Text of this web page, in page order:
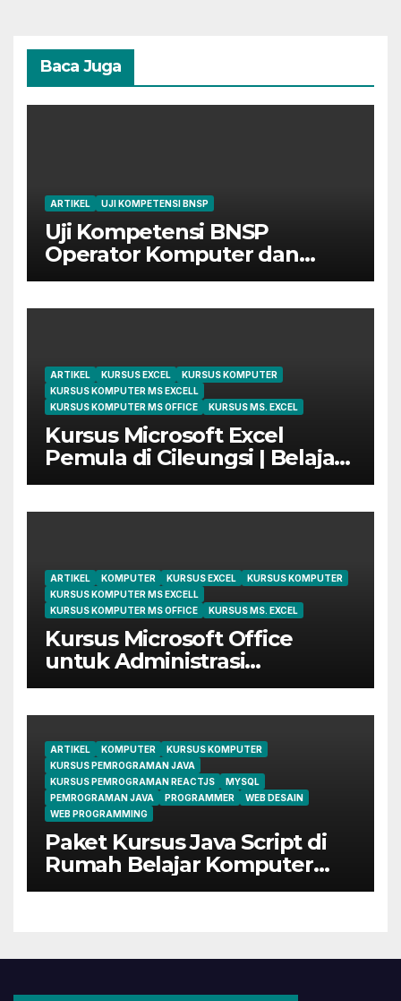
Baca Juga
ARTIKEL UJI KOMPETENSI BNSP
Uji Kompetensi BNSP
Operator Komputer dan
Digital Marketing di Bekasi
ARTIKEL KURSUS EXCEL
KURSUS KOMPUTER
KURSUS KOMPUTER MS EXCELL
KURSUS KOMPUTER MS OFFICE
KURSUS MS. EXCEL
Kursus Microsoft Excel
Pemula di Cileungsi | Belajar
dari Dasar Sampai Mahir
ARTIKEL KOMPUTER KURSUS EXCEL
KURSUS KOMPUTER
KURSUS KOMPUTER MS EXCELL
KURSUS KOMPUTER MS OFFICE
KURSUS MS. EXCEL
Kursus Microsoft Office
untuk Administrasi
Perkantoran di Cileungsi
ARTIKEL KOMPUTER
KURSUS KOMPUTER
KURSUS PEMROGRAMAN JAVA
KURSUS PEMROGRAMAN REACTJS
MYSQL
PEMROGRAMAN JAVA
PROGRAMMER
WEB DESAIN
WEB PROGRAMMING
Paket Kursus Java Script di
Rumah Belajar Komputer
YMII Cileungsi